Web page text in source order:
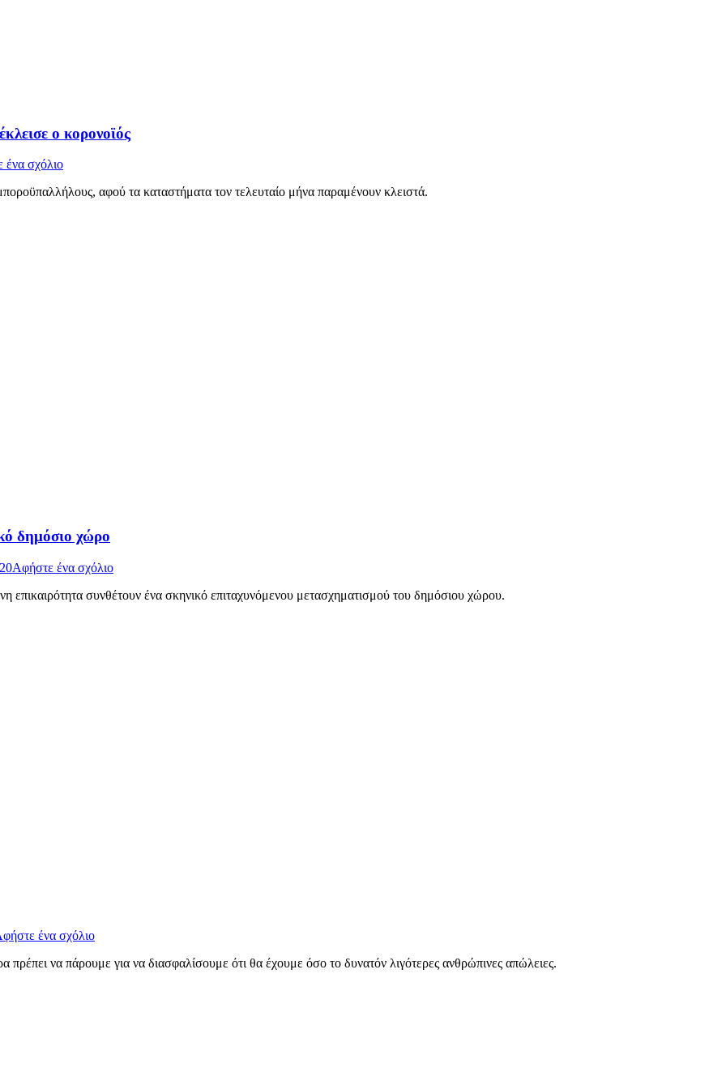
ο κορονοϊός
ένα σχόλιο
αφού τα καταστήματα τον τελευταίο μήνα παραμένουν κλειστά.
δημόσιο χώρο
Αφήστε ένα σχόλιο
επικαιρότητα συνθέτουν ένα σκηνικό επιταχυνόμενου μετασχηματισμού του δημόσιου χώρου.
ένα σχόλιο
πρέπει να πάρουμε για να διασφαλίσουμε ότι θα έχουμε όσο το δυνατόν λιγότερες ανθρώπινες απώλειες.